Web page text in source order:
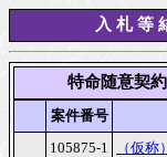
入 札 等
特命随意契約
案件番号
105875-1
（仮